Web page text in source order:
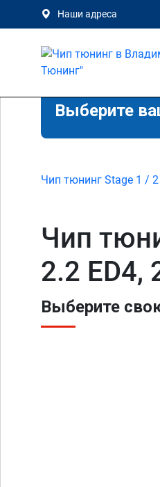
Наши адреса
Выберите
Чип тюнинг Stage 1 / 2
Чип
2.2 ED4,
Выберите